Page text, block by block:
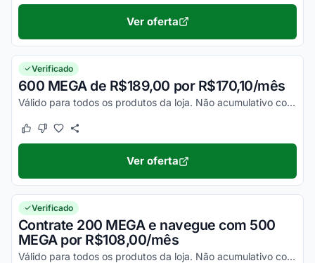
Ver oferta
Verificado
600 MEGA de R$189,00 por R$170,10/mês
Válido para todos os produtos da loja. Não acumulativo com outras promoções. Consulte as regras no site.
Este cupom funcionou
Este cupom não funcionou
Ver oferta
Verificado
Contrate 200 MEGA e navegue com 500
MEGA por R$108,00/mês
Válido para todos os produtos da loja. Não acumulativo com outras promoções. Consulte as regras no site.